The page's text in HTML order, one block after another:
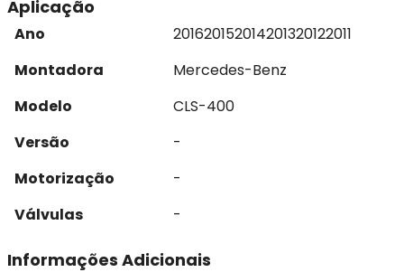
Aplicação
Ano 201620152014201320122011
Montadora
Mercedes-Benz
Modelo
CLS-400
Versão
-
Motorização
-
Válvulas
-
Informações Adicionais